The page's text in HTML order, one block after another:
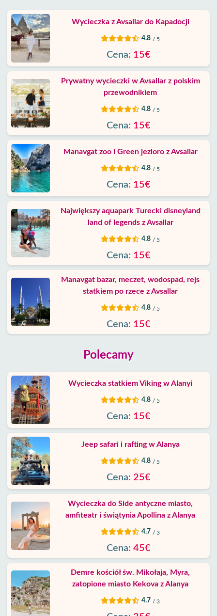
Wycieczka z Avsallar do Kapadocji
4.8 / 5
Cena: 15€
Prywatny wycieczki w Avsallar z polskim
przewodnikiem
4.8 / 5
Cena: 15€
Manavgat zoo i Green jezioro z Avsallar
4.8 / 5
Cena: 15€
Największy aquapark Turecki disneyland
land of legends z Avsallar
4.8 / 5
Cena: 15€
Manavgat bazar, meczet, wodospad, rejs
statkiem po rzece z Avsallar
4.8 / 5
Cena: 15€
Polecamy
Wycieczka statkiem Viking w Alanyi
4.8 / 5
Cena: 15€
Jeep safari i rafting w Alanya
4.8 / 5
Cena: 25€
Wycieczka do Side antyczne miasto,
amfiteatr i świątynia Apollina z Alanya
4.7 / 3
Cena: 45€
Demre kościół św. Mikołaja, Myra,
zatopione miasto Kekova z Alanya
4.7 / 3